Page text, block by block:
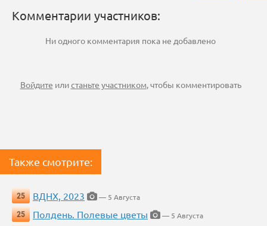
Комментарии участников:
Ни одного комментария пока не добавлено
Войдите илистаньте участником, чтобы комментировать
Также смотрите:
25 ВДНХ, 2023
— 5 Августа
25
Полдень. Полевые цветы
— 5 Августа